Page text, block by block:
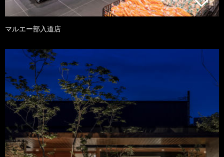
マルエー部入道店